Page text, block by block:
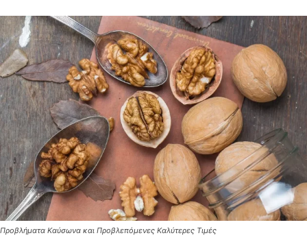
Προβλήματα Καύσωνα και Προβλεπόμενες Καλύτερες Τιμές